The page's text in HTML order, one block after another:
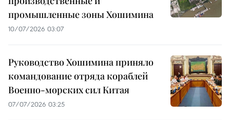
промышленные зоны Хошимина
10/07/2026 03:07
Руководство Хошимина приняло
командование отряда кораблей
Военно-морских сил Китая
07/07/2026 03:25